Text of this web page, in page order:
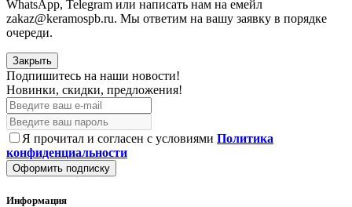
WhatsApp, Telegram или написать нам на емейл
zakaz@keramospb.ru. Мы ответим на вашу заявку в порядке
очереди.
Закрыть
Подпишитесь на наши новости!
Новинки, скидки, предложения!
Я прочитал и согласен с условиями Политика
конфиденциальности
Оформить подписку
Информация